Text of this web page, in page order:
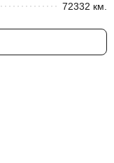
72332 км.